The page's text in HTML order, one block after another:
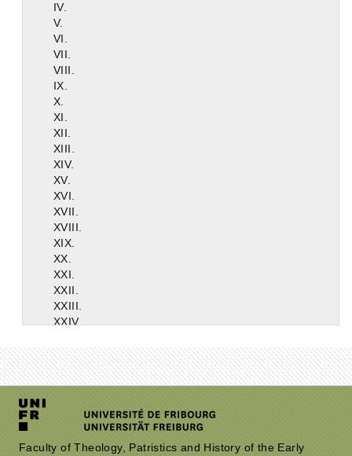
IV.
V.
VI.
VII.
VIII.
IX.
X.
XI.
XII.
XIII.
XIV.
XV.
XVI.
XVII.
XVIII.
XIX.
XX.
XXI.
XXII.
XXIII.
XXIV.
XXVI.
XXVII.
XXVIII.
XXXII.
Faculty of Theology, Patristics and History of the Early